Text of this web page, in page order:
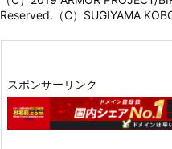
Reserved.（C）SUGIYAMA
スポンサーリンク